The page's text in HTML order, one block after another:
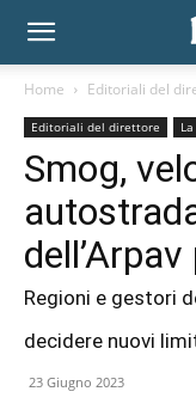
Home Editoriali del
Editoriali del direttore
Smog,
Regioni e gestori
decidere nuovi
23 Giugno 2023